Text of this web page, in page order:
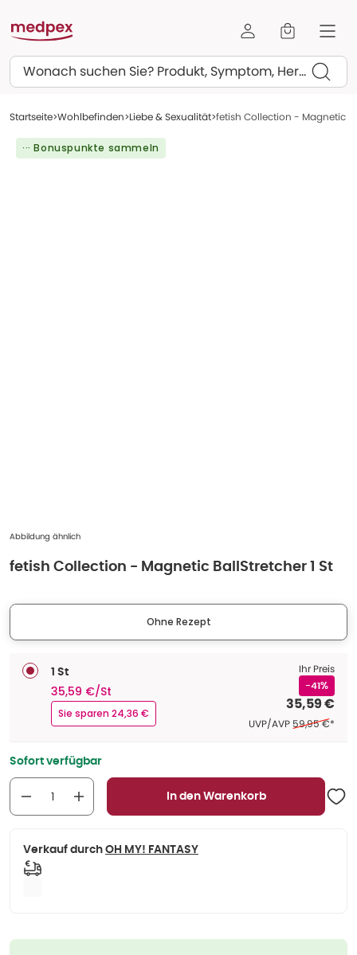
Suchen
Startseite Wohlbefinden Liebe & Sexualität fetish Collection - Magnetic
··· Bonuspunkte sammeln
Abbildung ähnlich
fetish Collection - Magnetic BallStretcher 1 St
Ohne Rezept
1 St
35,59 €/St
Sie sparen 24,36 €
Ihr Preis
-41%
35,59 €
UVP/AVP Ehemaliger
59,95 €*
Sofort verfügbar
In den Warenkorb
Verkauf durch OH MY! FANTASY